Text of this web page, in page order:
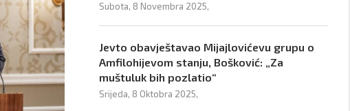
Subota, 8 Novembra 2025,
Jevto obavještavao Mijajlovićevu grupu o
Amfilohijevom stanju, Bošković: „Za
muštuluk bih pozlatio“
Srijeda, 8 Oktobra 2025,